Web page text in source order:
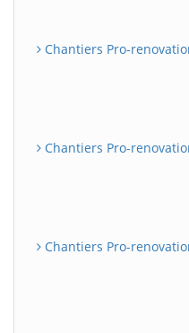
Chantiers Pro-
Chantiers Pro-
Chantiers Pro-